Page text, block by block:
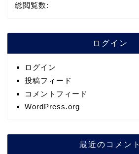
総閲覧数:
ログイン
ログイン
投稿フィード
コメントフィード
WordPress.org
最近のコメント